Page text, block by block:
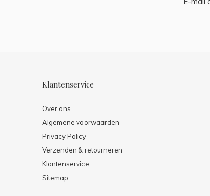
Klantenservice
Over ons
Algemene voorwaarden
Privacy Policy
Verzenden & retourneren
Klantenservice
Sitemap